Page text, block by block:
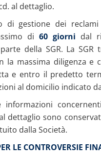
al dettaglio.
di gestione dei
di 60 giorni dal
della SGR. La
la massima diligenza e
e entro il predetto
al domicilio indicato
dettaglio sono
dalla Società.
LE CONTROVERSIE